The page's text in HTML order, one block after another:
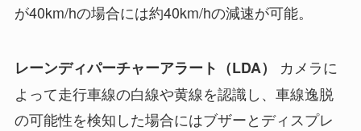
が40km/hの場合には約40km/hの減速が可能。
レーンディパーチャーアラート（LDA） カメラに
よって走行車線の白線や黄線を認識し、車線逸脱
の可能性を検知した場合にはブザーとディスプレ